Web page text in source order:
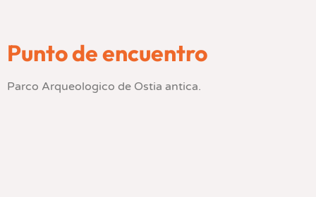
Punto de encuentro
Parco Arqueologico de Ostia antica.